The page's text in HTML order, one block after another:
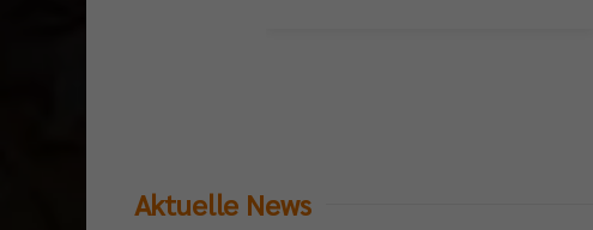
Aktuelle News